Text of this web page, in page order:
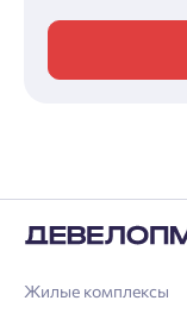
Жилые комплексы